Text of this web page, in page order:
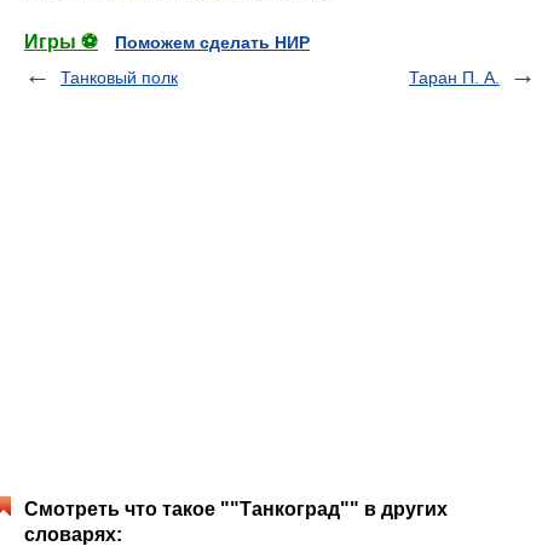
Игры ⚽
Поможем сделать НИР
Танковый полк
Таран П. А.
Смотреть что такое ""Танкоград"" в других
словарях: